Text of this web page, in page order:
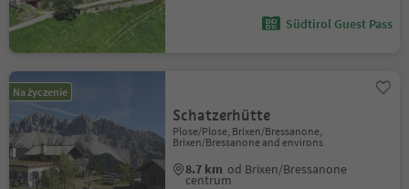
Südtirol Guest Pass
Na życzenie
Schatzerhütte
Plose/Plose, Brixen/Bressanone,
Brixen/Bressanone and environs
8.7 km od Brixen/Bressanone
centrum